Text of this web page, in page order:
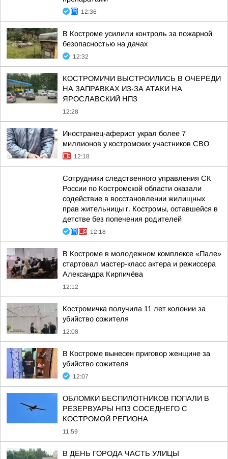
12:36
В Костроме усилили контроль за пожарной
безопасностью на дачах
12:32
КОСТРОМИЧИ ВЫСТРОИЛИСЬ В ОЧЕРЕДИ
НА ЗАПРАВКАХ ИЗ-ЗА АТАКИ НА
ЯРОСЛАВСКИЙ НПЗ
12:28
Иностранец-аферист украл более 7
миллионов у костромских участников СВО
12:18
Сотрудники следственного управления СК
России по Костромской области оказали
содействие в восстановлении жилищных
прав жительницы г. Костромы, оставшейся в
детстве без попечения родителей
12:18
В Костроме в молодежном комплексе «Пале»
стартовал мастер-класс актера и режиссера
Александра Кирпичёва
12:12
Костромичка получила 11 лет колонии за
убийство сожителя
12:08
В Костроме вынесен приговор женщине за
убийство сожителя
12:07
ОБЛОМКИ БЕСПИЛОТНИКОВ ПОПАЛИ В
РЕЗЕРВУАРЫ НПЗ СОСЕДНЕГО С
КОСТРОМОЙ РЕГИОНА
11:59
В ДЕНЬ ГОРОДА ЧАСТЬ УЛИЦЫ